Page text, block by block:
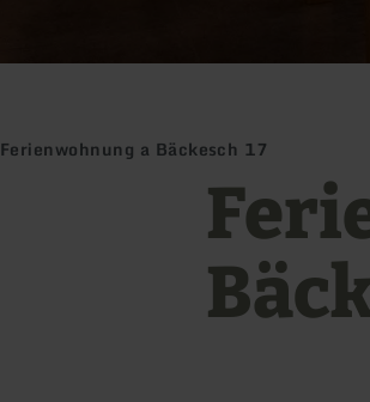
Ferienwohnung a Bäckesch 17